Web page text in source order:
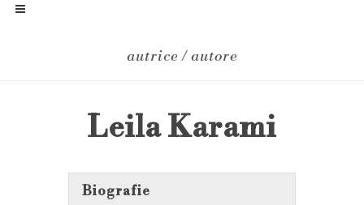
autrice / autore
Leila Karami
Biografie